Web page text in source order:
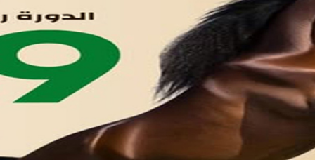
تواصل معنا
مدينة العاشر من رمضان
01221020029
055-4494429
055-4494406